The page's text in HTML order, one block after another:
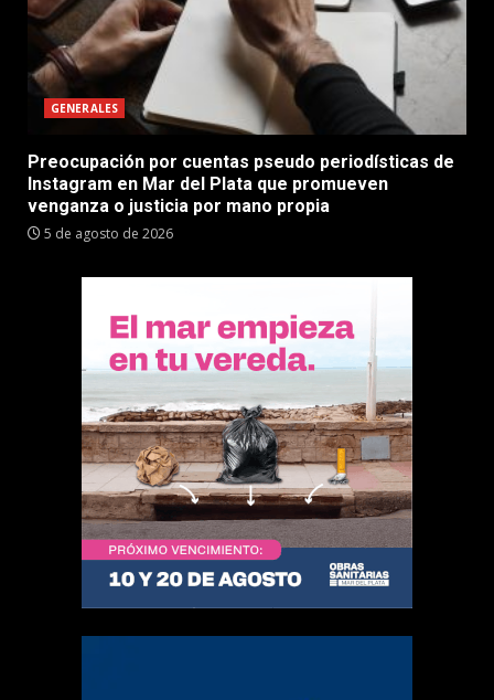
GENERALES
Preocupación por cuentas pseudo periodísticas de
Instagram en Mar del Plata que promueven
venganza o justicia por mano propia
5 de agosto de 2026